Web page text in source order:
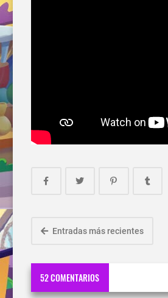
Entradas más recientes
52 COMENTARIOS